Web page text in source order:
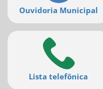
Ouvidoria Municipal
Lista telefônica